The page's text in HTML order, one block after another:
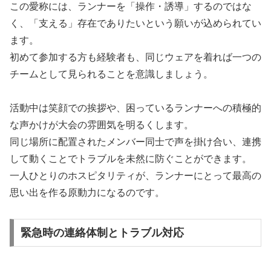
この愛称には、ランナーを「操作・誘導」するのではな
く、「支える」存在でありたいという願いが込められてい
ます。
初めて参加する方も経験者も、同じウェアを着れば一つの
チームとして見られることを意識しましょう。
活動中は笑顔での挨拶や、困っているランナーへの積極的
な声かけが大会の雰囲気を明るくします。
同じ場所に配置されたメンバー同士で声を掛け合い、連携
して動くことでトラブルを未然に防ぐことができます。
一人ひとりのホスピタリティが、ランナーにとって最高の
思い出を作る原動力になるのです。
緊急時の連絡体制とトラブル対応